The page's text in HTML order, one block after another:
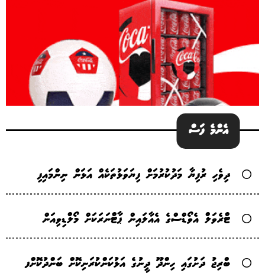
އެންމެ ފަސް
ދިވެހި ރުފިޔާ މަދުކުރުމަށް ފިޔަވަޅުތަކެއް އަޅަން ނިންމައިފި
ޓްރެވަލް އެވޯޑްސްގެ އެއާލައިން ޕާޓްނަރަކަށް މޯލްޑިވިއަން
ބްރިޖު ދަށުގައި ހިންދޫ ދީނުގެ އަޅުކަންކުރަނިކޮށް ބަންދުކޮށްފ